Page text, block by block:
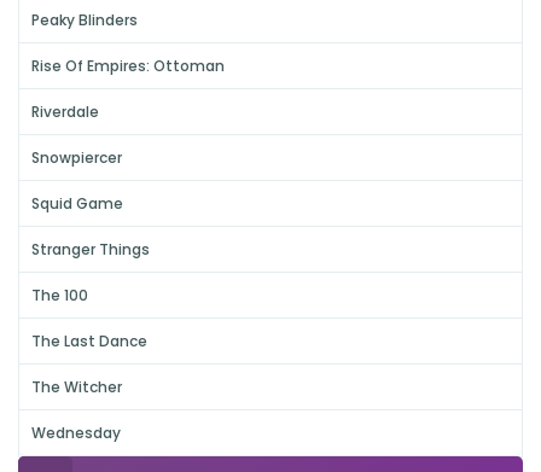
Peaky Blinders
Rise Of Empires: Ottoman
Riverdale
Snowpiercer
Squid Game
Stranger Things
The 100
The Last Dance
The Witcher
Wednesday